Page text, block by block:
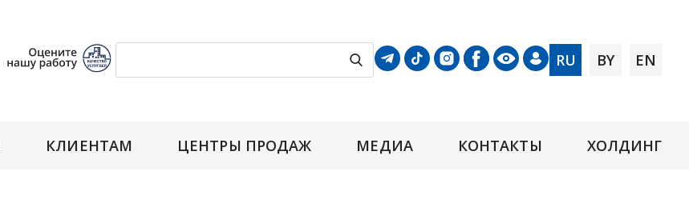
RU BY EN
КЛИЕНТАМ ЦЕНТРЫ ПРОДАЖ МЕДИА КОНТАКТЫ ХОЛДИНГ